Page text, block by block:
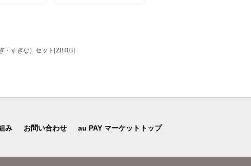
・すぎな）セット[ZB403]
み お問い合わせ au PAY マーケットトップ